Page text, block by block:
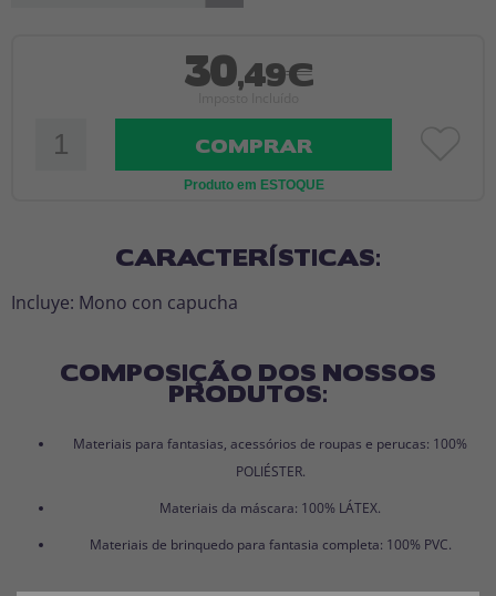
30,49€
COMPRAR
Produto em ESTOQUE
CARACTERÍSTICAS:
Incluye: Mono con capucha
COMPOSIÇÃO DOS NOSSOS
PRODUTOS:
Materiais para fantasias, acessórios de roupas e perucas: 100%
POLIÉSTER.
Materiais da máscara: 100% LÁTEX.
Materiais de brinquedo para fantasia completa: 100% PVC.